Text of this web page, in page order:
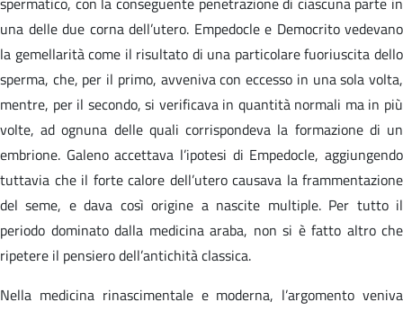
una delle due corna dell’utero. Empedocle e Democrito vedevano
la gemellarità come il risultato di una particolare fuoriuscita dello
sperma, che, per il primo, avveniva con eccesso in una sola volta,
mentre, per il secondo, si verificava in quantità normali ma in più
volte, ad ognuna delle quali corrispondeva la formazione di un
embrione. Galeno accettava l’ipotesi di Empedocle, aggiungendo
tuttavia che il forte calore dell’utero causava la frammentazione
del seme, e dava così origine a nascite multiple. Per tutto il
periodo dominato dalla medicina araba, non si è fatto altro che
ripetere il pensiero dell’antichità classica.
Nella medicina rinascimentale e moderna, l’argomento veniva